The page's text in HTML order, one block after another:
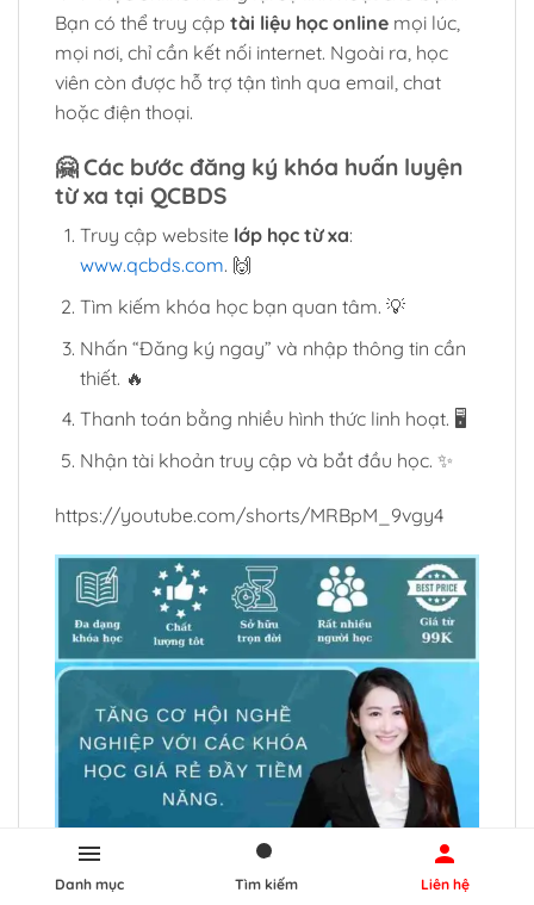
Bạn có thể truy cập tài liệu học online mọi lúc,
mọi nơi, chỉ cần kết nối internet. Ngoài ra, học
viên còn được hỗ trợ tận tình qua email, chat
hoặc điện thoại.
🤗Các bước đăng ký khóa huấn luyện
từ xa tại QCBDS
Truy cập website lớp học từ xa:
www.qcbds.com. 🙌
Tìm kiếm khóa học bạn quan tâm. 💡
Nhấn “Đăng ký ngay” và nhập thông tin cần
thiết. 🔥
Thanh toán bằng nhiều hình thức linh hoạt. 🖥️
Nhận tài khoản truy cập và bắt đầu học. ✨
https://youtube.com/shorts/MRBpM_9vgy4
Danh mục Tìm kiếm Liên hệ